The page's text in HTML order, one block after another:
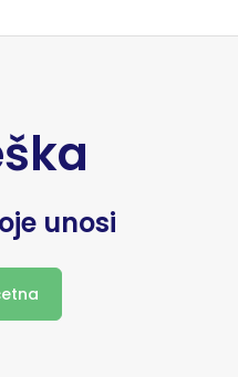
unosi